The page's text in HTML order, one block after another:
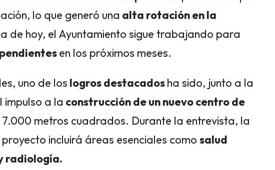
lo que generó una alta rotación en la
de hoy, el Ayuntamiento sigue trabajando para
en los próximos meses.
uno de los logros destacadosha sido, junto a la
impulso a la construcción de un nuevo centro de
metros cuadrados. Durante la entrevista, la
incluirá áreas esenciales como salud
radiología.